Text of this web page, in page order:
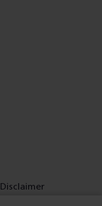
Disclaimer